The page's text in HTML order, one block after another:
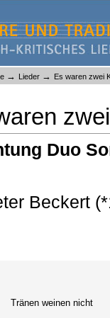
→ Lieder → Es waren zwei
Duo
Beckert
Tränen weinen nicht